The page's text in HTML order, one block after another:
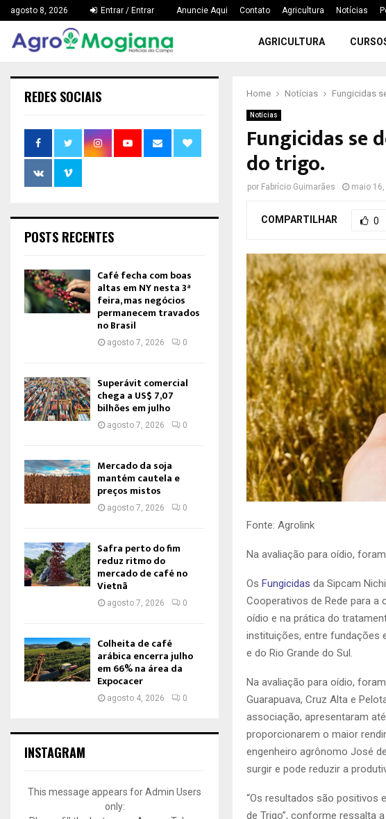
agosto 8, 2026 Entrar / Entrar Anuncie Aqui Contato Agricultura Notícias
AGRICULTURA
Home Notícias Fungicidas
Notícias
Fungicidas se
do trigo.
por Fabrício Guimarães maio
COMPARTILHAR 0
Fonte: Agrolink
Na avaliação para oídio,
Os Fungicidas da Sipcam
Cooperativos de Rede para a
oídio e na prática do
instituições, entre fundações
e do Rio Grande do Sul.
Na avaliação para oídio,
Guarapuava, Cruz Alta e
associação, apresentaram
proporcionarem o maior
engenheiro agrônomo José
surgir e pode reduzir a
“Os resultados são positivos
de Trigo”, conforme ressalta
REDES SOCIAIS
POSTS RECENTES
Café fecha com boas
altas em NY nesta 3ª
feira, mas negócios
permanecem travados
no Brasil
agosto 7, 2026 0
Superávit comercial
chega a US$ 7,07
bilhões em julho
agosto 7, 2026 0
Mercado da soja
mantém cautela e
preços mistos
agosto 7, 2026 0
Safra perto do fim
reduz ritmo do
mercado de café no
Vietnã
agosto 7, 2026 0
Colheita de café
arábica encerra julho
em 66% na área da
Expocacer
agosto 4, 2026 0
INSTAGRAM
This message appears for Admin Users
only: